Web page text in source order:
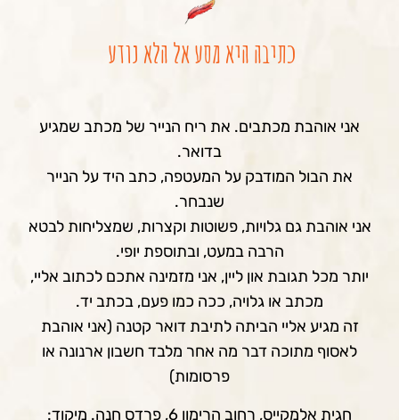
כתיבה היא מסע אל הלא נודע
אני אוהבת מכתבים. את ריח הנייר של מכתב שמגיע
בדואר.
את הבול המודבק על המעטפה, כתב היד על הנייר
שנבחר.
אני אוהבת גם גלויות, פשוטות וקצרות, שמצליחות לבטא
הרבה במעט, ובתוספת יופי.
יותר מכל תגובת און ליין, אני מזמינה אתכם לכתוב אליי,
מכתב או גלויה, ככה כמו פעם, בכתב יד.
זה מגיע אליי הביתה לתיבת דואר קטנה (אני אוהבת
לאסוף מתוכה דבר מה אחר מלבד חשבון ארנונה או
פרסומות)
חגית אלמקייס, רחוב הרימון 6, פרדס חנה. מיקוד: